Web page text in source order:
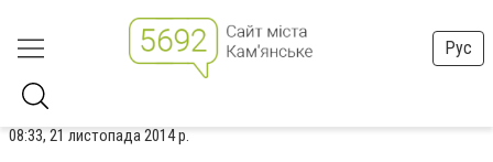
Рус
08:33, 21 листопада 2014 р.